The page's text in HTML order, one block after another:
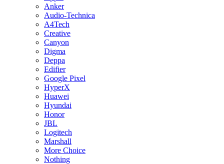
Anker
Audio-Technica
A4Tech
Creative
Canyon
Digma
Deppa
Edifier
Google Pixel
HyperX
Huawei
Hyundai
Honor
JBL
Logitech
Marshall
More Choice
Nothing